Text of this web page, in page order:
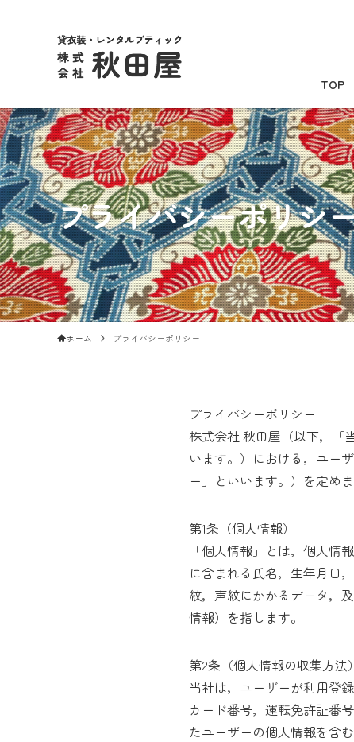
TOP
プライバシーポリシ
ホーム プライバシーポリシー
プライバシーポリシー
株式会社 秋田屋（以下，「
います。）における，ユー
ー」といいます。）を定めま
第1条（個人情報）
「個人情報」とは，個人
に含まれる氏名，生年月日
紋，声紋にかかるデータ，
情報）を指します。
第2条（個人情報の収集方法）
当社は，ユーザーが利用登
カード番号，運転免許証番
たユーザーの個人情報を含